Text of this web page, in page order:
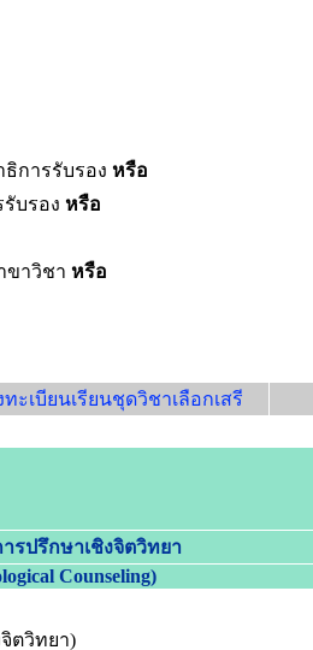
การรับรอง หรือ
บรอง หรือ
ขาวิชา หรือ
ทะเบียนเรียนชุดวิชาเลือกเสรี
รปรึกษาเชิงจิตวิทยา
Counseling)
ตวิทยา)